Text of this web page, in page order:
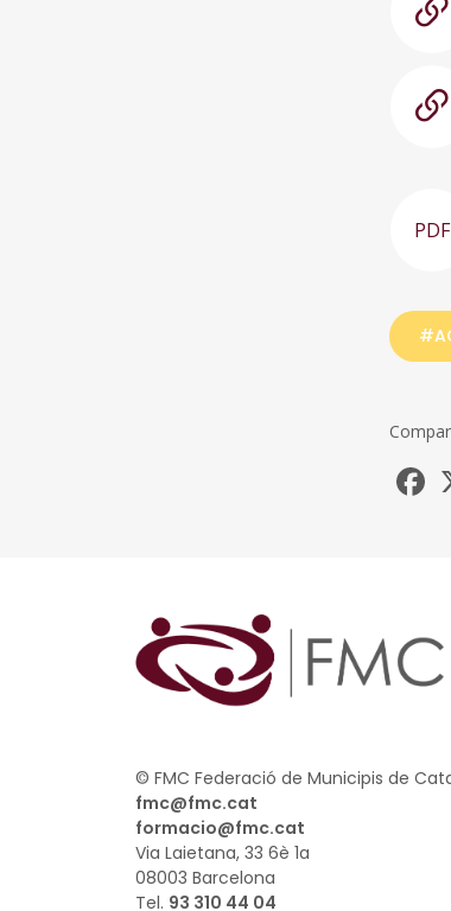
PDF
© FMC Federació de Municipis de
fmc@fmc.cat
formacio@fmc.cat
Via Laietana, 33 6è 1a
08003 Barcelona
Tel. 93 310 44 04